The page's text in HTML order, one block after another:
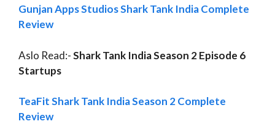
Gunjan Apps Studios Shark Tank India Complete
Review
Aslo Read:-Shark Tank India Season 2 Episode 6
Startups
TeaFit Shark Tank India Season 2 Complete
Review